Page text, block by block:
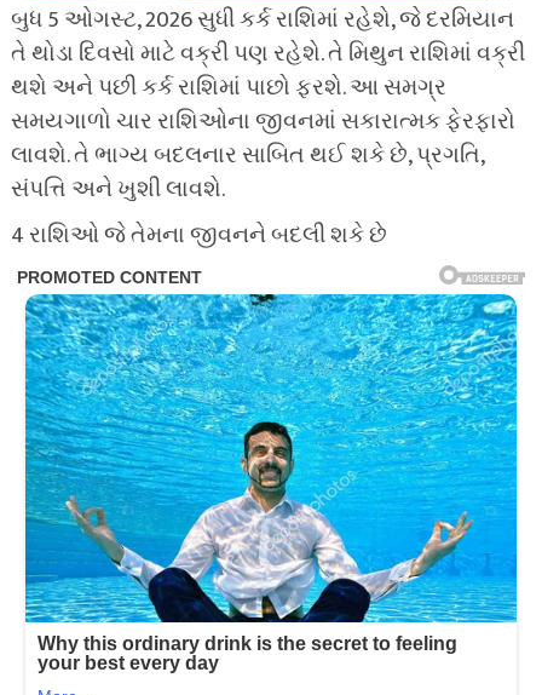
બુધ 5 ઓગસ્ટ, 2026 સુધી કર્ક રાશિમાં રહેશે, જે દરમિયાન
તે થોડા દિવસો માટે વક્રી પણ રહેશે. તે મિથુન રાશિમાં વક્રી
થશે અને પછી કર્ક રાશિમાં પાછો ફરશે. આ સમગ્ર
સમયગાળો ચાર રાશિઓના જીવનમાં સકારાત્મક ફેરફારો
લાવશે. તે ભાગ્ય બદલનાર સાબિત થઈ શકે છે, પ્રગતિ,
સંપત્તિ અને ખુશી લાવશે.
4 રાશિઓ જે તેમના જીવનને બદલી શકે છે